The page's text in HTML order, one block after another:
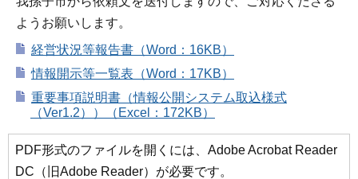
ようお願いします。
経営状況等報告書（Word：16KB）
情報開示等一覧表（Word：17KB）
重要事項説明書（情報公開システム取込様式
（Ver1.2））（Excel：172KB）
PDF形式のファイルを開くには、Adobe Acrobat Reader
DC（旧Adobe Reader）が必要です。